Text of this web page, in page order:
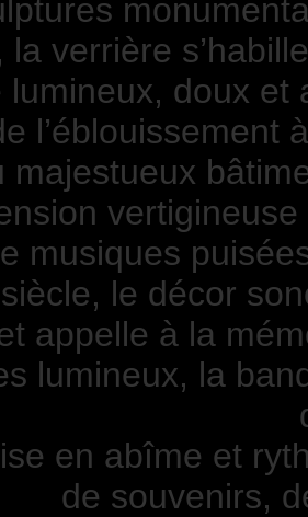
la verrière
lumineux, doux
l’éblouissement
majestueux
musiques
le décor
appelle à la
lumineux, la
en abîme et
de souvenirs,